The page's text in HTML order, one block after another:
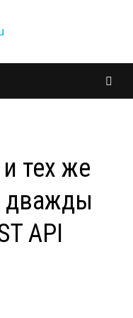
тех же
дважды
API